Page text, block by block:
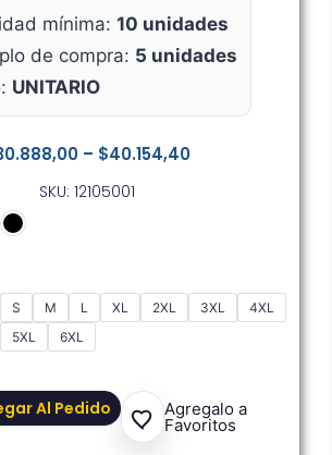
– $40.154,40
SKU: 12105001
S M L XL 2XL 3XL
4XL
5XL
6XL
Al Pedido Agregalo a
Favoritos
mínima: 10 unidades
de compra: 5 unidades
UNITARIO